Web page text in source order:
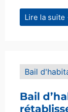
Lire la
Bail
Bail